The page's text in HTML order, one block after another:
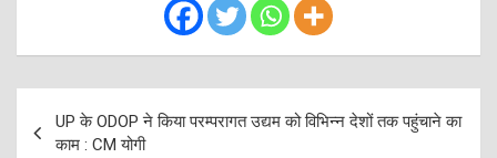
navigation
UP के ODOP ने किया परम्परागत उद्यम को विभिन्न देशों तक पहुंचाने का
काम : CM योगी